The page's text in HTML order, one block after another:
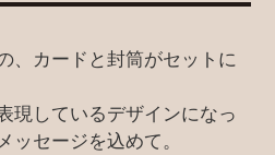
、カードと封筒がセットに
現しているデザインになっ
セージを込めて。